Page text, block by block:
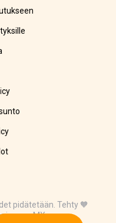
pidätetään. Tehty 🧡
MX